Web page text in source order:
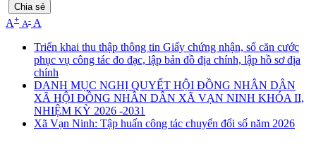
Chia sẻ
A+ A- A
Triển khai thu thập thông tin Giấy chứng nhận, số căn cước
phục vụ công tác đo đạc, lập bản đồ địa chính, lập hồ sơ địa
chính
DANH MỤC NGHỊ QUYẾT HỘI ĐỒNG NHÂN DÂN
XÃ HỘI ĐỒNG NHÂN DÂN XÃ VẠN NINH KHÓA II,
NHIỆM KỲ 2026 -2031
Xã Vạn Ninh: Tập huấn công tác chuyển đổi số năm 2026